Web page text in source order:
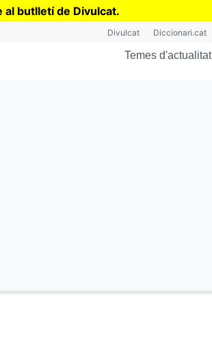
al butlletí de Divulcat.
Divulcat Diccionari.cat
Temes d'actualitat